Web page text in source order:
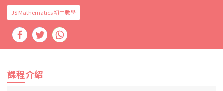
JS Mathematics 初中數學
課程介紹